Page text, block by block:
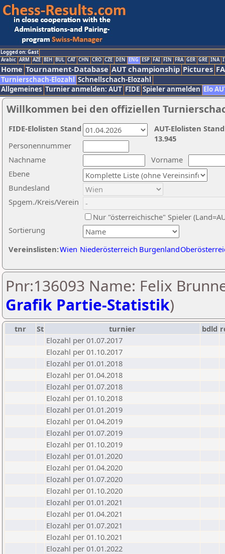
Logged on: Gast
Arabic ARM AZE BIH BUL CAT CHN CRO CZE DEN ENG ESP FAI FIN FRA GER GRE INA
Home Tournament-Database AUT championship Pictures
Turnierschach-Elozahl Schnellschach-Elozahl
Allgemeines Turnier anmelden: AUT FIDE Spieler anmelden Elo
Willkommen bei den offiziellen
Nachname
Vorname
Ebene
Sortierung
Personennummer
Bundesland
Spgem./Kreis/Verein
Nur "österreichische" Spieler
Vereinslisten:Wien Niederösterreich Burgenland
AUT-Elolisten
13.945
FIDE-Elolisten Stand
Pnr:136093 Name: Felix
Grafik Partie-Statistik)
tnr St turnier bdld
Elozahl per 01.07.2017
Elozahl per 01.10.2017
Elozahl per 01.01.2018
Elozahl per 01.04.2018
Elozahl per 01.07.2018
Elozahl per 01.10.2018
Elozahl per 01.01.2019
Elozahl per 01.04.2019
Elozahl per 01.07.2019
Elozahl per 01.10.2019
Elozahl per 01.01.2020
Elozahl per 01.04.2020
Elozahl per 01.07.2020
Elozahl per 01.10.2020
Elozahl per 01.01.2021
Elozahl per 01.04.2021
Elozahl per 01.07.2021
Elozahl per 01.10.2021
Elozahl per 01.01.2022